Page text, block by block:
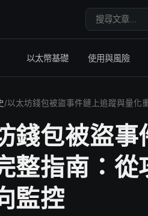
搜尋文章
以太幣基礎 使用與風險
/以太坊錢包被盜事件鏈上追蹤與量化
錢包被盜
整指南：
監控